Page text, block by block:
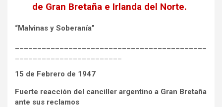
de Gran Bretaña e Irlanda del Norte.
“Malvinas y Soberanía”
15 de Febrero de 1947
Fuerte reacción del canciller argentino a Gran Bretaña
ante sus reclamos